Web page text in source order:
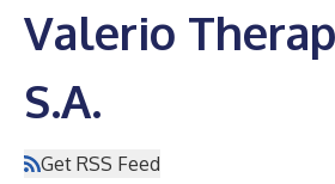
Valerio
S.A.
Get RSS Feed